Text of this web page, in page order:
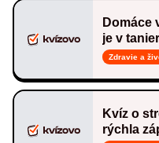
Domáce
je v
Zdravie a
Kvíz o
rýchla